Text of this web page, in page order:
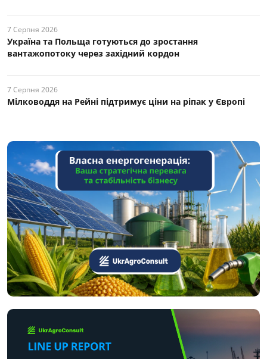
7 Серпня 2026
Україна та Польща готуються до зростання
вантажопотоку через західний кордон
7 Серпня 2026
Мілководдя на Рейні підтримує ціни на ріпак у Європі